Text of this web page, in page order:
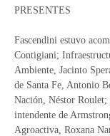
PRESENTES
Fascendini estuvo
Contigiani;
Ambiente, Jacinto
de Santa Fe, Antonio
Nación, Néstor Roulet;
intendente de
Agroactiva, Roxana